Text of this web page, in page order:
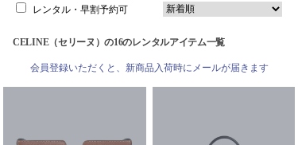
レンタル・早割予約可
CELINE（セリーヌ）の16のレンタルアイテム一覧
会員登録いただくと、新商品入荷時にメールが届きます